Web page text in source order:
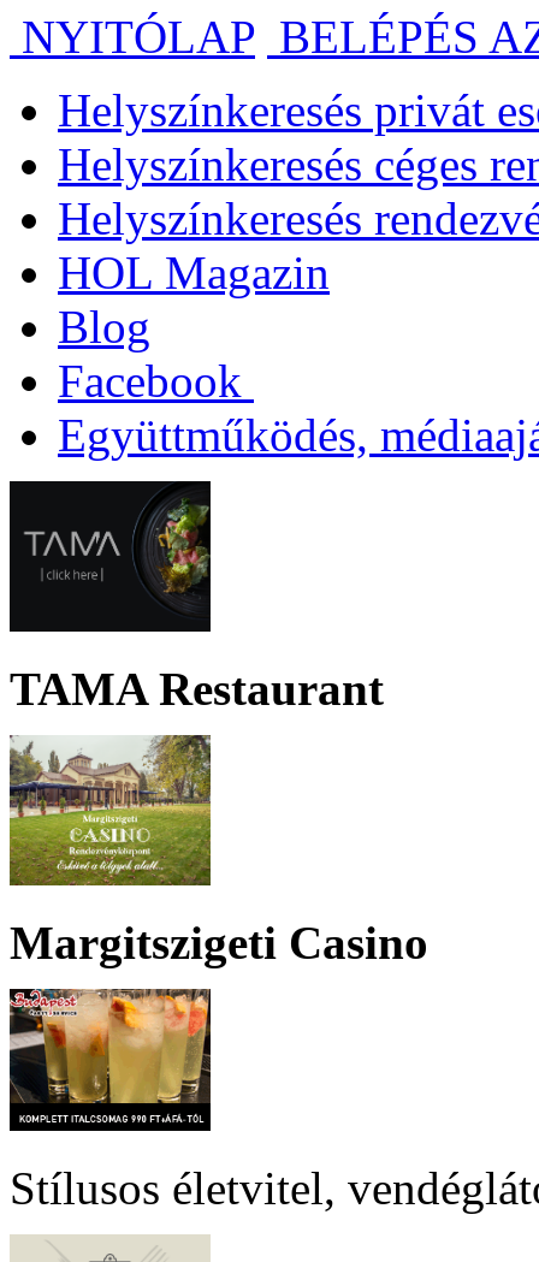
NYITÓLAP BELÉPÉS
Helyszínkeresés privát
Helyszínkeresés céges
Helyszínkeresés
HOL Magazin
Blog
Facebook
Együttműködés,
TAMA Restaurant
Margitszigeti Casino
Stílusos életvitel,